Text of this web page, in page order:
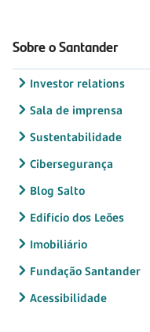
Sobre o Santander
Investor relations
Sala de imprensa
Sustentabilidade
Cibersegurança
Blog Salto
Edifício dos Leões
Imobiliário
Fundação Santander
Acessibilidade